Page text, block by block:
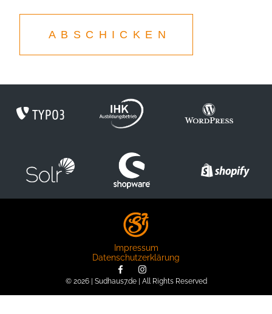
ABSCHICKEN
© 2026 | Sudhaus7.de | All Rights Reserved
Impressum
Datenschutzerklärung